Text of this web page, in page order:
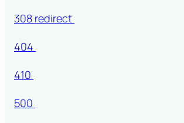
308 redirect
404
410
500